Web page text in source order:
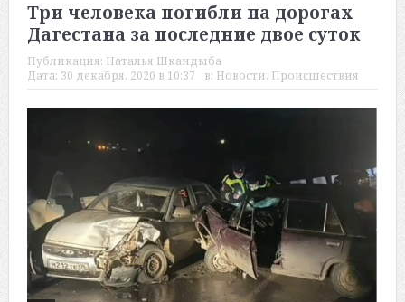
Три человека погибли на дорогах
Дагестана за последние двое суток
Публикация: Наталья Шкандыба
Дата: 30 декабря, 2020 в 10:37 в: Новости, Происшествия